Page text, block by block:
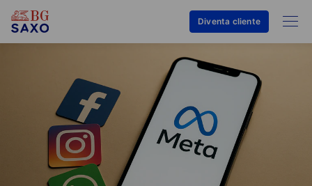
Diventa cliente